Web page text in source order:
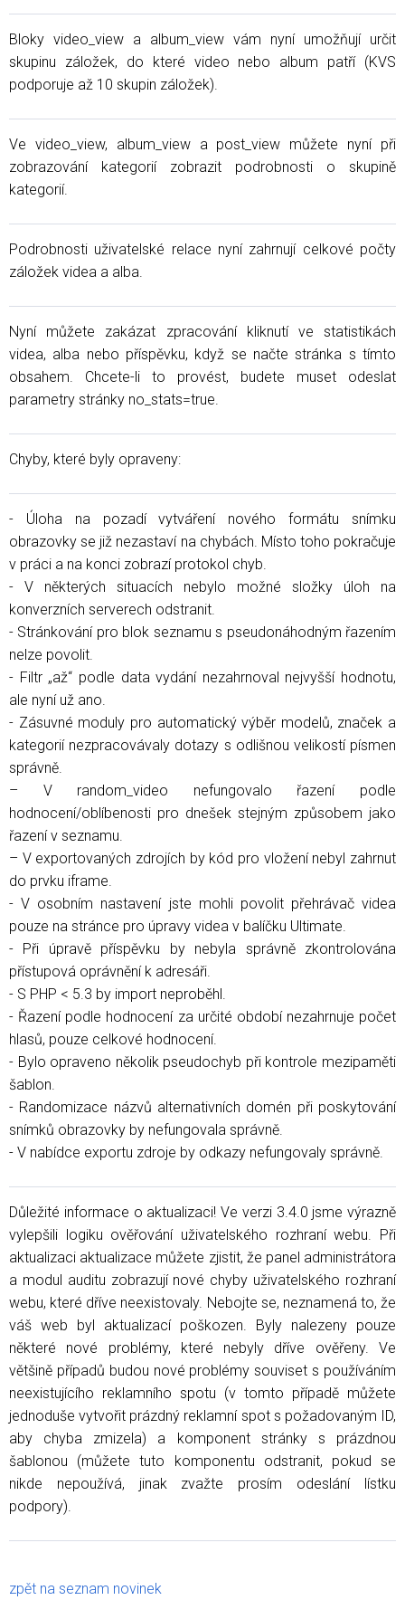
Bloky video_view a album_view vám nyní umožňují určit
skupinu záložek, do které video nebo album patří (KVS
podporuje až 10 skupin záložek).
Ve video_view, album_view a post_view můžete nyní při
zobrazování kategorií zobrazit podrobnosti o skupině
kategorií.
Podrobnosti uživatelské relace nyní zahrnují celkové počty
záložek videa a alba.
Nyní můžete zakázat zpracování kliknutí ve statistikách
videa, alba nebo příspěvku, když se načte stránka s tímto
obsahem. Chcete-li to provést, budete muset odeslat
parametry stránky no_stats=true.
Chyby, které byly opraveny:
- Úloha na pozadí vytváření nového formátu snímku
obrazovky se již nezastaví na chybách. Místo toho pokračuje
v práci a na konci zobrazí protokol chyb.
- V některých situacích nebylo možné složky úloh na
konverzních serverech odstranit.
- Stránkování pro blok seznamu s pseudonáhodným řazením
nelze povolit.
- Filtr „až“ podle data vydání nezahrnoval nejvyšší hodnotu,
ale nyní už ano.
- Zásuvné moduly pro automatický výběr modelů, značek a
kategorií nezpracovávaly dotazy s odlišnou velikostí písmen
správně.
– V random_video nefungovalo řazení podle
hodnocení/oblíbenosti pro dnešek stejným způsobem jako
řazení v seznamu.
– V exportovaných zdrojích by kód pro vložení nebyl zahrnut
do prvku iframe.
- V osobním nastavení jste mohli povolit přehrávač videa
pouze na stránce pro úpravy videa v balíčku Ultimate.
- Při úpravě příspěvku by nebyla správně zkontrolována
přístupová oprávnění k adresáři.
- S PHP < 5.3 by import neproběhl.
- Řazení podle hodnocení za určité období nezahrnuje počet
hlasů, pouze celkové hodnocení.
- Bylo opraveno několik pseudochyb při kontrole mezipaměti
šablon.
- Randomizace názvů alternativních domén při poskytování
snímků obrazovky by nefungovala správně.
- V nabídce exportu zdroje by odkazy nefungovaly správně.
Důležité informace o aktualizaci! Ve verzi 3.4.0 jsme výrazně
vylepšili logiku ověřování uživatelského rozhraní webu. Při
aktualizaci aktualizace můžete zjistit, že panel administrátora
a modul auditu zobrazují nové chyby uživatelského rozhraní
webu, které dříve neexistovaly. Nebojte se, neznamená to, že
váš web byl aktualizací poškozen. Byly nalezeny pouze
některé nové problémy, které nebyly dříve ověřeny. Ve
většině případů budou nové problémy souviset s používáním
neexistujícího reklamního spotu (v tomto případě můžete
jednoduše vytvořit prázdný reklamní spot s požadovaným ID,
aby chyba zmizela) a komponent stránky s prázdnou
šablonou (můžete tuto komponentu odstranit, pokud se
nikde nepoužívá, jinak zvažte prosím odeslání lístku
podpory).
zpět na seznam novinek